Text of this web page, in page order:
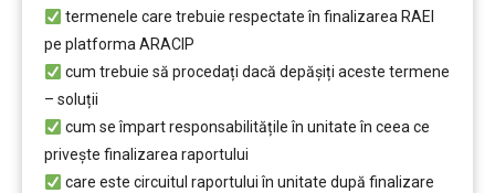
termenele care trebuie respectate în finalizarea RAEI
pe platforma ARACIP
cum trebuie să procedați dacă depăşiți aceste termene
– soluții
cum se împart responsabilitățile în unitate în ceea ce
privește finalizarea raportului
care este circuitul raportului în unitate după finalizare